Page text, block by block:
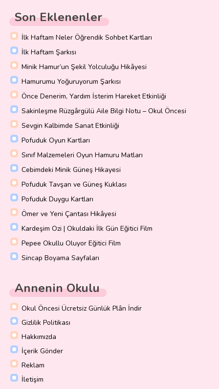
Son Eklenenler
İlk Haftam Neler Öğrendik Sohbet Kartları
İlk Haftam Şarkısı
Minik Hamur’un Şekil Yolculuğu Hikâyesi
Hamurumu Yoğuruyorum Şarkısı
Önce Denerim, Yardım İsterim Hareket Etkinliği
Sakinleşme Rüzgârgülü Aile Bilgi Notu – Okul Öncesi
Sevgin Kalbimde Sanat Etkinliği
Pofuduk Oyun Kartları
Sınıf Malzemeleri Oyun Hamuru Matları
Cebimdeki Minik Güneş Hikayesi
Pofuduk Tavşan ve Güneş Kuklası
Pofuduk Duygu Kartları
Ömer ve Yeni Çantası Hikâyesi
Kardeşim Ozi | Okuldaki İlk Gün Eğitici Film
Pepee Okullu Oluyor Eğitici Film
Sincap Boyama Sayfaları
Annenin Okulu
Okul Öncesi Ücretsiz Günlük Plân İndir
Gizlilik Politikası
Hakkımızda
İçerik Gönder
Reklam
İletişim